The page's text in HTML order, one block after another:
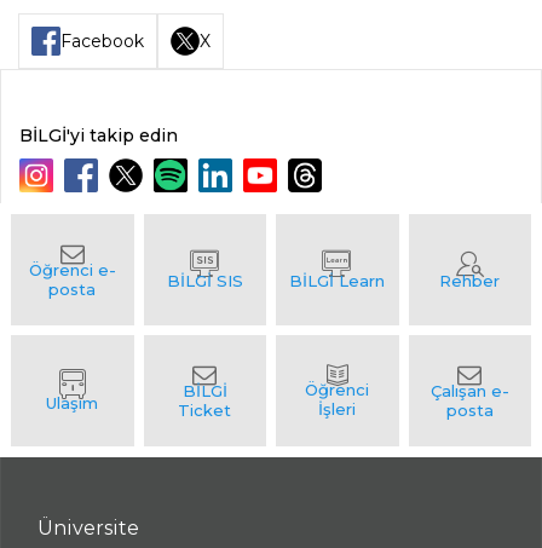
Facebook X
BİLGİ'yi takip edin
Üniversite